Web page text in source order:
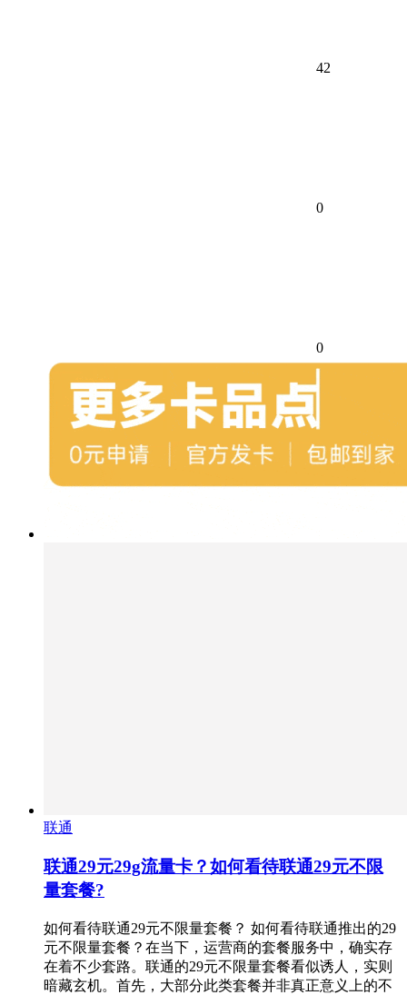
42
0
0
联通
联通29元29g流量卡？如何看待联通29元不限
量套餐?
如何看待联通29元不限量套餐？ 如何看待联通推出的29
元不限量套餐？在当下，运营商的套餐服务中，确实存
在着不少套路。联通的29元不限量套餐看似诱人，实则
暗藏玄机。首先，大部分此类套餐并非真正意义上的不